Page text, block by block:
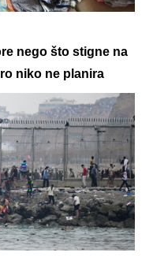
nego što stigne na
niko ne planira